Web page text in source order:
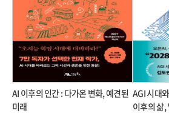
AI 이후의 인간 : 다가온 변화, 예견된
미래
AGI 시대
이후의 삶,